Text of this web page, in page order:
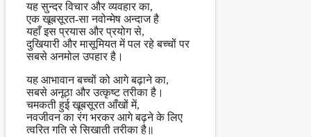
यह सुन्दर विचार और व्यवहार का,
एक खूबसूरत-सा नवोन्मेष अन्दाज है
यहाँ इस प्रयास और प्रयोग से,
दुखियारी और मासूमियत में पल रहे बच्चों पर
सबसे अनमोल उपहार है।
यह आभावान बच्चों को आगे बढ़ाने का,
सबसे अनूठा और उत्कृष्ट तरीका है।
चमकती हुई खूबसूरत आँखों में,
नवजीवन का रंग भरकर आगे बढ़ने के लिए
त्वरित गति से सिखाती तरीका है॥